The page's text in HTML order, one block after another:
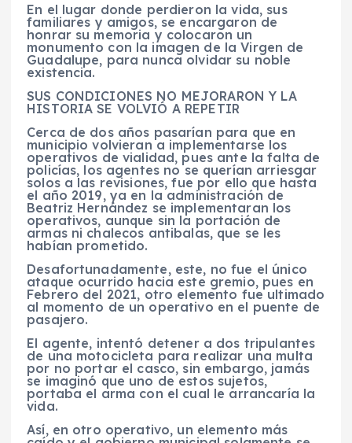
En el lugar donde perdieron la vida, sus
familiares y amigos, se encargaron de
honrar su memoria y colocaron un
monumento con la imagen de la Virgen de
Guadalupe, para nunca olvidar su noble
existencia.
SUS CONDICIONES NO MEJORARON Y LA
HISTORIA SE VOLVIÓ A REPETIR
Cerca de dos años pasarían para que en
municipio volvieran a implementarse los
operativos de vialidad, pues ante la falta de
policías, los agentes no se querían arriesgar
solos a las revisiones, fue por ello que hasta
el año 2019, ya en la administración de
Beatriz Hernández se implementaran los
operativos, aunque sin la portación de
armas ni chalecos antibalas, que se les
habían prometido.
Desafortunadamente, este, no fue el único
ataque ocurrido hacia este gremio, pues en
Febrero del 2021, otro elemento fue ultimado
al momento de un operativo en el puente de
pasajero.
El agente, intentó detener a dos tripulantes
de una motocicleta para realizar una multa
por no portar el casco, sin embargo, jamás
se imaginó que uno de estos sujetos,
portaba el arma con el cual le arrancaría la
vida.
Así, en otro operativo, un elemento más